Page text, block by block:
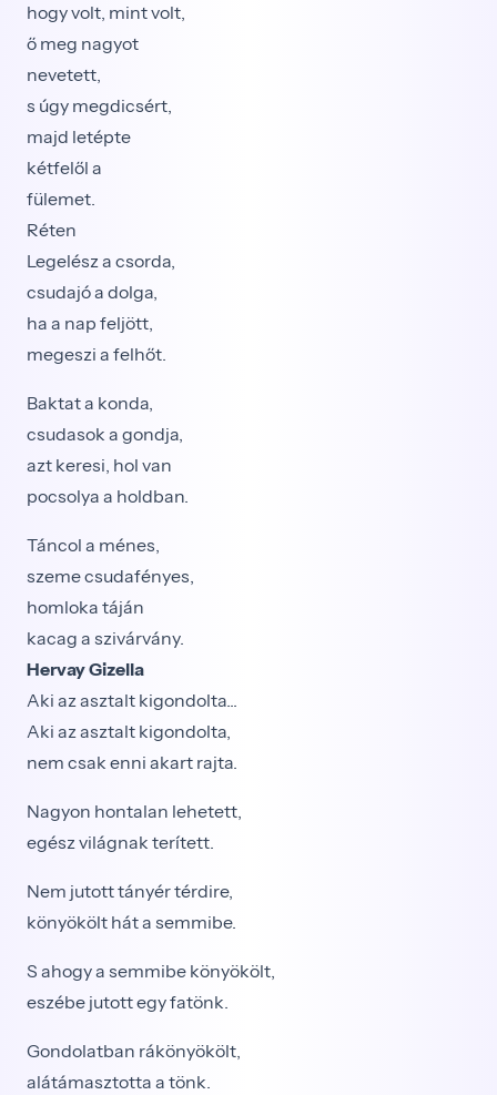
hogy volt, mint volt,
ő meg nagyot
nevetett,
s úgy megdicsért,
majd letépte
kétfelől a
fülemet.
Réten
Legelész a csorda,
csudajó a dolga,
ha a nap feljött,
megeszi a felhőt.
Baktat a konda,
csudasok a gondja,
azt keresi, hol van
pocsolya a holdban.
Táncol a ménes,
szeme csudafényes,
homloka táján
kacag a szivárvány.
Hervay Gizella
Aki az asztalt kigondolta...
Aki az asztalt kigondolta,
nem csak enni akart rajta.
Nagyon hontalan lehetett,
egész világnak terített.
Nem jutott tányér térdire,
könyökölt hát a semmibe.
S ahogy a semmibe könyökölt,
eszébe jutott egy fatönk.
Gondolatban rákönyökölt,
alátámasztotta a tönk.